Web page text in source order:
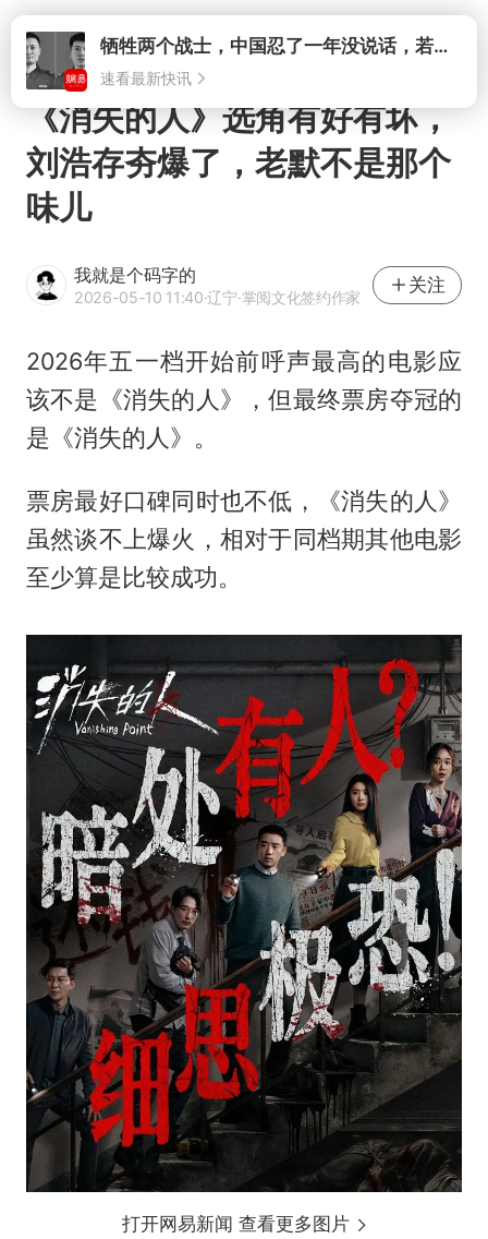
打开
速看最新快讯
《消失的人》选角有好有坏，
刘浩存夯爆了，老默不是那个
味儿
我就是个码字的
2026-05-10 11:40·辽宁·掌阅文化签约作家
关注
2026年五一档开始前呼声最高的电影应
该不是《消失的人》，但最终票房夺冠的
是《消失的人》。
票房最好口碑同时也不低，《消失的人》
虽然谈不上爆火，相对于同档期其他电影
至少算是比较成功。
打开网易新闻 查看更多图片